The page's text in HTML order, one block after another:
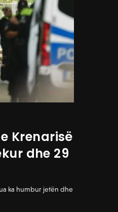
Krenarisë
dhe 29
ka humbur jetën dhe